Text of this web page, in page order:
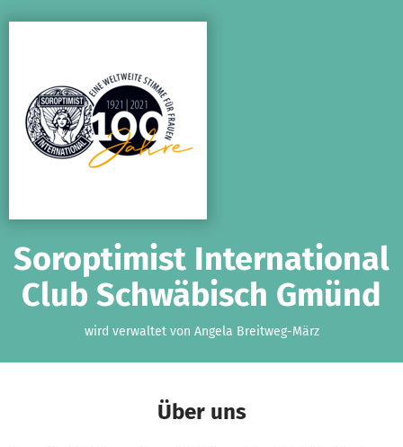
Soroptimist International
Club Schwäbisch Gmünd
wird verwaltet von Angela Breitweg-März
Über uns